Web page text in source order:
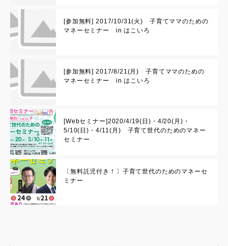
[参加無料] 2017/10/31(火) 子育てママのための
マネーセミナー in はこいろ
[参加無料] 2017/8/21(月) 子育てママのための
マネーセミナー in はこいろ
[Webセミナー]2020/4/19(日)・4/20(月)・
5/10(日)・4/11(月) 子育て世代のためのマネー
セミナー
〔無料託児付き！〕子育て世代のためのマネーセ
ミナー